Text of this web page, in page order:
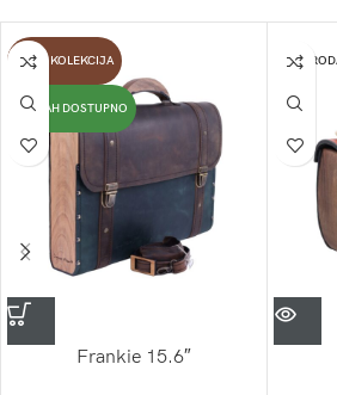
NOVA KOLEKCIJA
ODMAH DOSTUPNO
Frankie 15.6″